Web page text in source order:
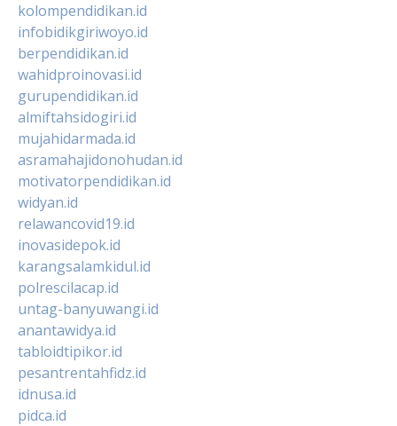
kolompendidikan.id
infobidikgiriwoyo.id
berpendidikan.id
wahidproinovasi.id
gurupendidikan.id
almiftahsidogiri.id
mujahidarmada.id
asramahajidonohudan.id
motivatorpendidikan.id
widyan.id
relawancovid19.id
inovasidepok.id
karangsalamkidul.id
polrescilacap.id
untag-banyuwangi.id
anantawidya.id
tabloidtipikor.id
pesantrentahfidz.id
idnusa.id
pidca.id